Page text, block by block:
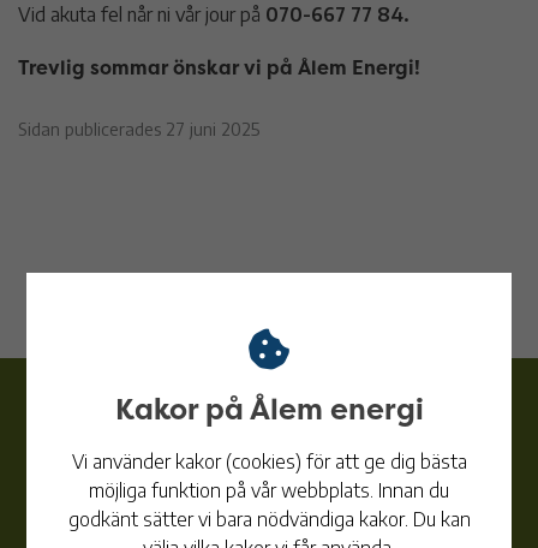
Vid akuta fel når ni vår jour på 070-667 77 84.
Trevlig sommar önskar vi på Ålem Energi!
Sidan publicerades 27 juni 2025
Ålem energi
Kakor på Ålem energi
Vi använder kakor (cookies) för att ge dig bästa
möjliga funktion på vår webbplats. Innan du
godkänt sätter vi bara nödvändiga kakor. Du kan